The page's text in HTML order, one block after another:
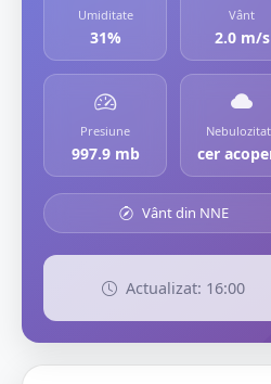
Umiditate
31%
Vânt
2.0 m/s
Presiune
997.9 mb cer
Vânt din NNE
Actualizat: 16:00